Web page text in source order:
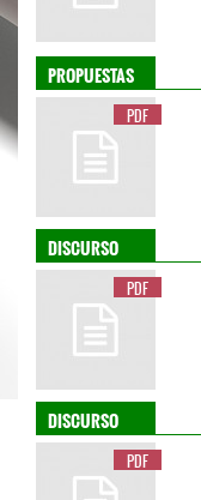
PROPUESTAS
PDF
DISCURSO
PDF
DISCURSO
PDF